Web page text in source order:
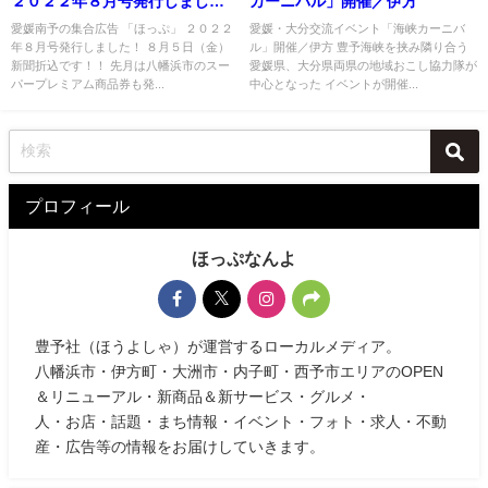
た！
愛媛南予の集合広告 「ほっぷ」 ２０２２
年８月号発行しました！ ８月５日（金）
新聞折込です！！ 先月は八幡浜市のスー
パープレミアム商品券も発...
愛媛・大分交流イベント「海峡カーニバ
ル」開催／伊方 豊予海峡を挟み隣り合う
愛媛県、大分県両県の地域おこし協力隊が
中心となった イベントが開催...
プロフィール
ほっぷなんよ
豊予社（ほうよしゃ）が運営するローカルメディア。
八幡浜市・伊方町・大洲市・内子町・西予市エリアのOPEN
＆リニューアル・新商品＆新サービス・グルメ・
人・お店・話題・まち情報・イベント・フォト・求人・不動
産・広告等の情報をお届けしていきます。